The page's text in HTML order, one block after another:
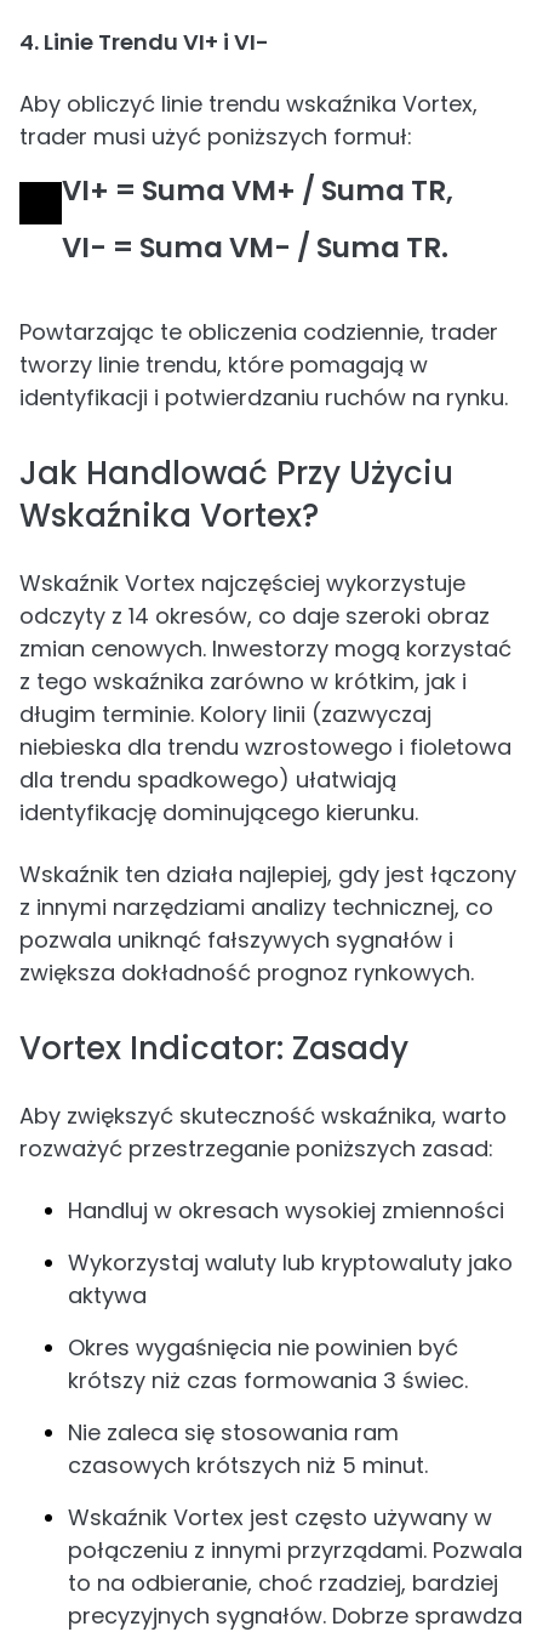
4. Linie Trendu VI+ i VI-
Aby obliczyć linie trendu wskaźnika Vortex,
trader musi użyć poniższych formuł:
VI+ = Suma VM+ / Suma TR,
VI- = Suma VM- / Suma TR.
Powtarzając te obliczenia codziennie, trader
tworzy linie trendu, które pomagają w
identyfikacji i potwierdzaniu ruchów na rynku.
Jak Handlować Przy Użyciu
Wskaźnika Vortex?
Wskaźnik Vortex najczęściej wykorzystuje
odczyty z 14 okresów, co daje szeroki obraz
zmian cenowych. Inwestorzy mogą korzystać
z tego wskaźnika zarówno w krótkim, jak i
długim terminie. Kolory linii (zazwyczaj
niebieska dla trendu wzrostowego i fioletowa
dla trendu spadkowego) ułatwiają
identyfikację dominującego kierunku.
Wskaźnik ten działa najlepiej, gdy jest łączony
z innymi narzędziami analizy technicznej, co
pozwala uniknąć fałszywych sygnałów i
zwiększa dokładność prognoz rynkowych.
Vortex Indicator: Zasady
Aby zwiększyć skuteczność wskaźnika, warto
rozważyć przestrzeganie poniższych zasad:
Handluj w okresach wysokiej zmienności
Wykorzystaj waluty lub kryptowaluty jako
aktywa
Okres wygaśnięcia nie powinien być
krótszy niż czas formowania 3 świec.
Nie zaleca się stosowania ram
czasowych krótszych niż 5 minut.
Wskaźnik Vortex jest często używany w
połączeniu z innymi przyrządami. Pozwala
to na odbieranie, choć rzadziej, bardziej
precyzyjnych sygnałów. Dobrze sprawdza